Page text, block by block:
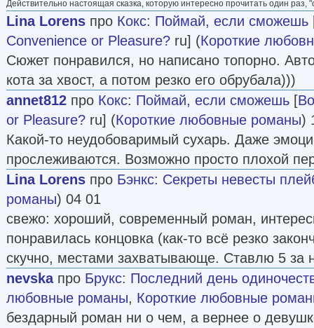
Действительно настоящая сказка, которую интересно прочитать один раз,
Lina Lorens про Кокс: Поймай, если сможешь
Convenience or Pleasure? ru] (Короткие
Сюжет понравился, но написано топорно.
кота за хвост, а потом резко его обрубала)))
annet812 про Кокс: Поймай, если сможешь [
or Pleasure? ru] (Короткие любовные романы)
Какой-то неудобоваримый сухарь. Даже
прослеживаются. Возможно просто плохой
Lina Lorens про Бэнкс: Секреты невесты
романы) 04 01
свежо: хороший, современный роман,
понравилась концовка (как-то всё резко
скучно, местами захватывающе. Ставлю 5 за
nevskaпро Брукс: Последний день
любовные романы, Короткие любовные
бездарный роман ни о чем, а вернее о